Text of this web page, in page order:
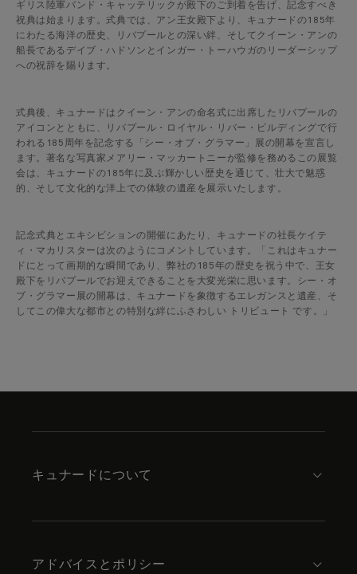
ギリス陸軍バンド・キャッテリックが殿下のご到着を告げ、記念すべき
祝典は始まります。式典では、アン王女殿下より、キュナードの185年
にわたる海洋の歴史、リバプールとの深い絆、そしてクイーン・アンの
船長であるデイブ・ハドソンとインガー・トーハウガのリーダーシップ
への祝辞を賜ります。
式典後、キュナードはクイーン・アンの命名式に出席したリバプールの
アイコンとともに、リバプール・ロイヤル・リバー・ビルディングで行
われる185周年を記念する「シー・オブ・グラマー」展の開幕を宣言し
ます。著名な写真家メアリー・マッカートニーが監修を務めるこの展覧
会は、キュナードの185年に及ぶ輝かしい歴史を通じて、壮大で魅惑
的、そして文化的な洋上での体験の遺産を展示いたします。
記念式典とエキシビションの開催にあたり、キュナードの社長ケイテ
ィ・マカリスターは次のようにコメントしています。「これはキュナー
ドにとって画期的な瞬間であり、弊社の185年の歴史を祝う中で、王女
殿下をリバプールでお迎えできることを大変光栄に思います。シー・オ
ブ・グラマー展の開幕は、キュナードを象徴するエレガンスと遺産、そ
してこの偉大な都市との特別な絆にふさわしい トリビュート です。」
キュナードについて
アドバイスとポリシー